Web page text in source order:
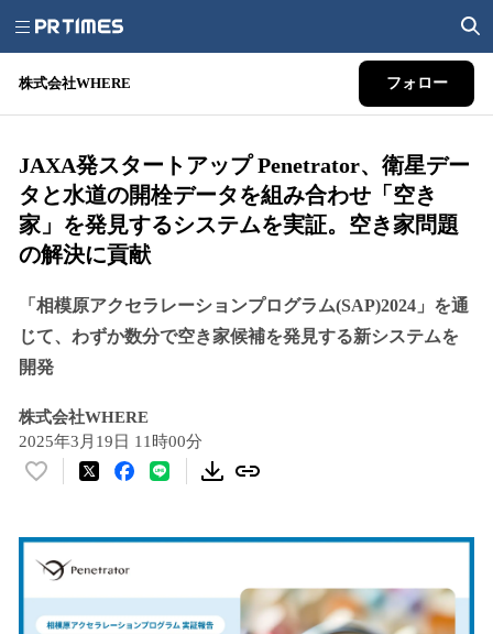
株式会社WHERE フォロー
JAXA発スタートアップ Penetrator、衛星デー
タと水道の開栓データを組み合わせ「空き
家」を発見するシステムを実証。空き家問題
の解決に貢献
「相模原アクセラレーションプログラム(SAP)2024」を通
じて、わずか数分で空き家候補を発見する新システムを
開発
株式会社WHERE
2025年3月19日 11時00分
い
数
を
読